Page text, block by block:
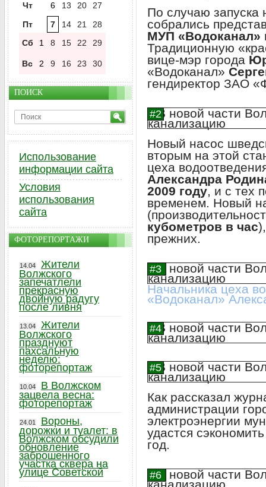
По случаю запуска
собрались
МУП «Водоканал»
Традиционную
вице-мэр города
«Водоканал»
гендиректор ЗАО
Новый насос
вторым на этой
цеха
Александра
2009 году, и с тех
временем. Новый
кубометров в час
прежних.
Начальника цеха
«Водоканал»
Как рассказал
администрации
электроэнергии
удастся
год.
Чт 6 13 20
27
Пт
7 14 21
28
Сб
1 8 15 22 29
Вс 2 9 16 23 30
ПОИСК
Использование
информации сайта
Условия
использования
сайта
ФОТОРЕПОРТАЖИ
14.04
Жители
Волжского
запечатлели
прекрасную
двойную радугу
после ливня
13.04
Жители
Волжского
празднуют
пахсальную
неделю:
фоторепортаж
10.04
В Волжском
зацвела весна:
фоторепортаж
24.01
Вороны,
дорожки и туалет: в
Волжском обсудили
обновление
заброшенного
участка сквера на
улице Советской